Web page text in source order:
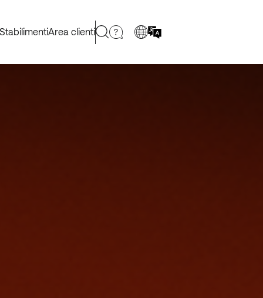
StabilimentiArea clienti